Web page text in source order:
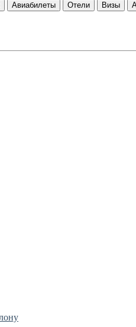
Авиабилеты Отели Визы